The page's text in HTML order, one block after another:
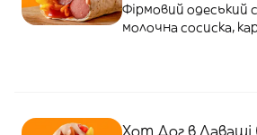
Фірмовий одеський
молочна сосиска,
Хот Дог в Лаваші